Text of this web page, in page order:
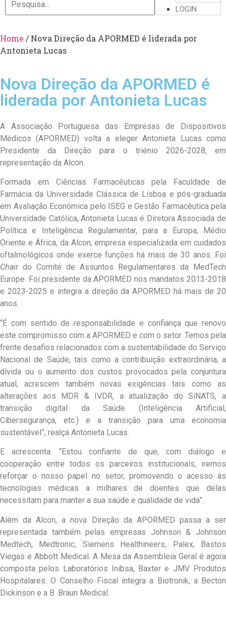
LOGIN
Home / Nova Direção da APORMED é liderada por
Antonieta Lucas
Nova Direção da APORMED é
liderada por Antonieta Lucas
A Associação Portuguesa das Empresas de Dispositivos
Médicos (APORMED) volta a eleger Antonieta Lucas como
Presidente da Direção para o triénio 2026-2028, em
representação da Alcon.
Formada em Ciências Farmacêuticas pela Faculdade de
Farmácia da Universidade Clássica de Lisboa e pós-graduada
em Avaliação Económica pelo ISEG e Gestão Farmacêutica pela
Universidade Católica, Antonieta Lucas é Diretora Associada de
Política e Inteligência Regulamentar, para a Europa, Médio
Oriente e África, da Alcon, empresa especializada em cuidados
oftalmológicos onde exerce funções há mais de 30 anos. Foi
Chairdo Comité de Assuntos Regulamentares da MedTech
Europe. Foi presidente da APORMED nos mandatos 2013-2018
e 2023-2025 e integra a direção da APORMED há mais de 20
anos.
“É com sentido de responsabilidade e confiança que renovo
este compromisso com a APORMED e com o setor. Temos pela
frente desafios relacionados com a sustentabilidade do Serviço
Nacional de Saúde, tais como a contribuição extraordinária, a
dívida ou o aumento dos custos provocados pela conjuntura
atual, acrescem também novas exigências tais como as
alterações aos MDR & IVDR, a atualização do SiNATS, a
transição digital da Saúde (Inteligência Artificial,
Cibersegurança, etc.) e a transição para uma economia
sustentável”, realça Antonieta Lucas.
E acrescenta: “Estou confiante de que, com diálogo e
cooperação entre todos os parceiros institucionais, iremos
reforçar o nosso papel no setor, promovendo o acesso às
tecnologias médicas a milhares de doentes que delas
necessitam para manter a sua saúde e qualidade de vida”.
Além da Alcon, a nova Direção da APORMED passa a ser
representada também pelas empresas Johnson & Johnson
Medtech, Medtronic, Siemens Healthineers, Palex, Bastos
Viegas e Abbott Medical. A Mesa da Assembleia Geral é agora
composta pelos Laboratórios Inibsa, Baxter e JMV Produtos
Hospitalares. O Conselho Fiscal integra a Biotronik, a Becton
Dickinson e a B. Braun Medical.